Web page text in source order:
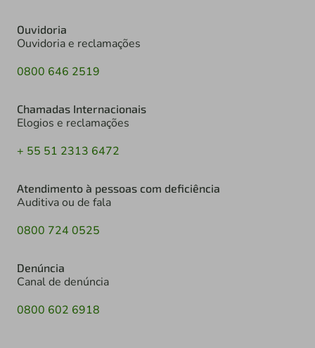
Ouvidoria
Ouvidoria e reclamações
0800 646 2519
Chamadas Internacionais
Elogios e reclamações
+ 55 51 2313 6472
Atendimento à pessoas com deficiência
Auditiva ou de fala
0800 724 0525
Denúncia
Canal de denúncia
0800 602 6918